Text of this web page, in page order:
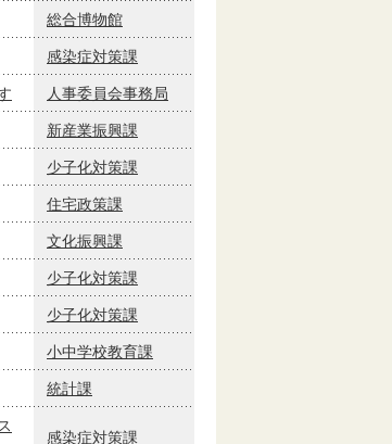
総合博物館
感染症対策課
人事委員会事務局
新産業振興課
少子化対策課
住宅政策課
文化振興課
少子化対策課
少子化対策課
小中学校教育課
統計課
感染症対策課